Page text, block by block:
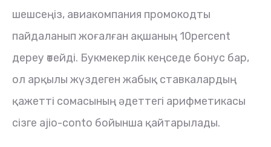
шешсеңіз, авиакомпания промокодты
пайдаланып жоғалған ақшаның 10percent
дереу өтейді. Букмекерлік кеңседе бонус бар,
ол арқылы жүздеген жабық ставкалардың
қажетті сомасының әдеттегі арифметикасы
сізге ajio-conto бойынша қайтарылады.